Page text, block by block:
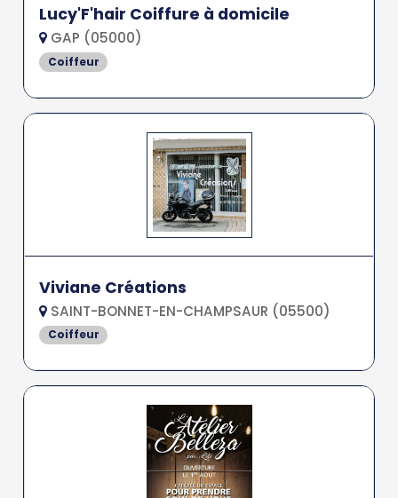
Lucy'F'hair Coiffure à domicile
GAP (05000)
Coiffeur
Viviane Créations
SAINT-BONNET-EN-CHAMPSAUR (05500)
Coiffeur